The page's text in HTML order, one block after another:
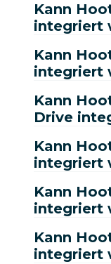
Kann
integriert
Kann
integriert
Kann
Drive
Kann
integriert
Kann
integriert
Kann
integriert